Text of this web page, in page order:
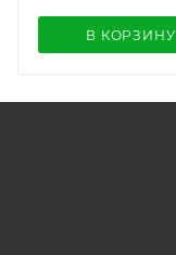
В КОРЗИНУ